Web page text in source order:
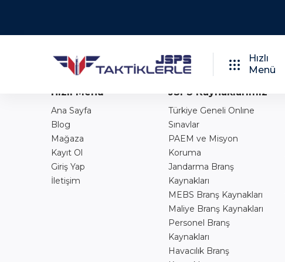
Hızlı
Menü
Hızlı Menü
Ana Sayfa
Blog
Mağaza
Kayıt Ol
Giriş Yap
İletişim
JSPS Kaynaklarımız
Türkiye Geneli Onlıne
Sınavlar
PAEM ve Misyon
Koruma
Jandarma Branş
Kaynakları
MEBS Branş Kaynakları
Maliye Branş Kaynakları
Personel Branş
Kaynakları
Havacılık Branş